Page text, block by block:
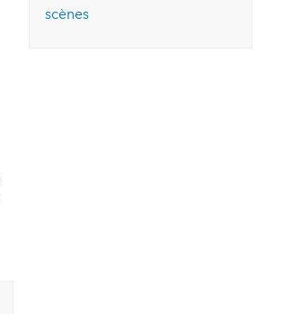
essai gratuit.
Explorer ce cours
Lire le récitscènes